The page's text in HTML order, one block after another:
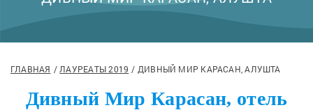
ГЛАВНАЯ ЛАУРЕАТЫ 2019 ДИВНЫЙ МИР КАРАСАН, АЛУШТА
Дивный Мир Карасан, отель